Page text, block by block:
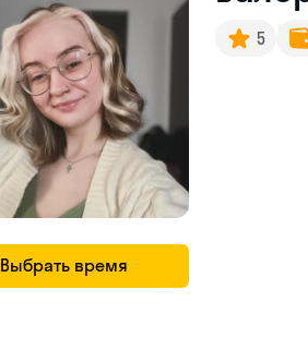
Выбрать время
5